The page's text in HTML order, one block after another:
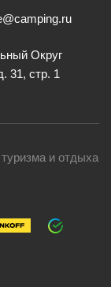
Округ
31, стр. 1
и отдыха